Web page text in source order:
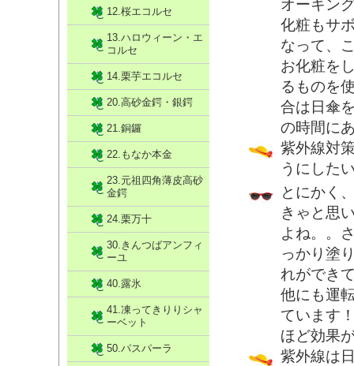
オーキン
化粧もサ
なって、
お化粧を
るものを
合は日傘
の時間に
紫外線対
うにした
とにかく
きゃと思
よね。。
っかり塗
れができ
他にも運
ています
ほど効果
紫外線は
12.桜エコルセ
13.ハロウィーン・エ
コルセ
14.栗芋エコルセ
20.高砂金鍔・銀鍔
21.銅鑼
22.もなか本金
23.元祖四角薄皮高砂
金鍔
24.栗万十
30.きんつばアンフィ
ーユ
40.露氷
41.凍ってきりりシャ
ーベット
50.パスパーラ